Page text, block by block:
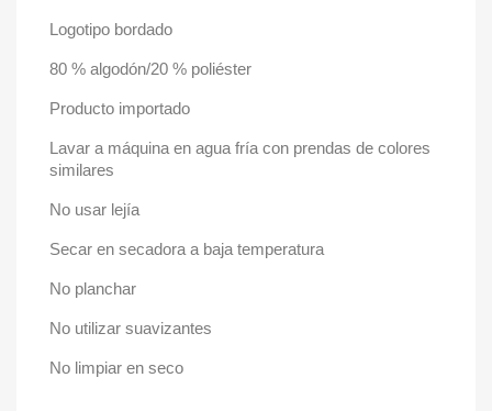
Logotipo bordado
80 % algodón/20 % poliéster
Producto importado
Lavar a máquina en agua fría con prendas de colores
similares
No usar lejía
Secar en secadora a baja temperatura
No planchar
No utilizar suavizantes
No limpiar en seco